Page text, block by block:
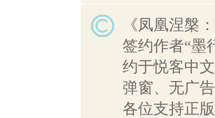
《凤凰涅槃
签约作者“墨
约于悦客中
弹窗、无广
各位支持正